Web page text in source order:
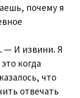
почему я
И извини. Я
когда
что
отвечать